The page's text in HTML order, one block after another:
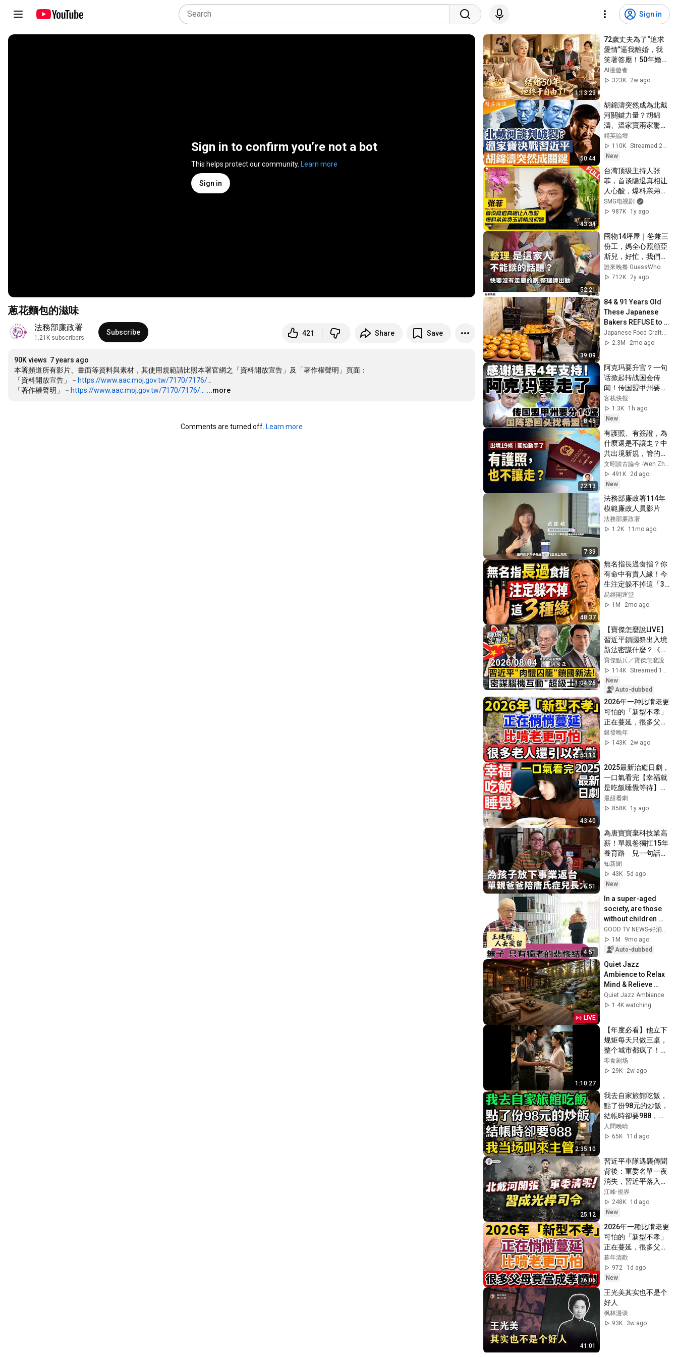
Sign in
Sign in to confirm you’re not a bot
This helps protect our community. Learn more
Sign in
蔥花麵包的滋味
法務部廉政署
1.21K subscribers
Subscribe 421 Share Save
90K views 7 years ago
本署頻道所有影片、畫面等資料與素材，其使用規範請比照本署官網之「資料開放宣告」及「著作權聲明」頁面：
「資料開放宣告」－ https://www.aac.moj.gov.tw/7170/7176/...
「著作權聲明」－ https://www.aac.moj.gov.tw/7170/7176/... ...more
Comments are turned off. Learn more
1:13:29
72歲丈夫為了“追求
愛情”逼我離婚，我
笑著答應！50年婚姻
清算那天，他才知道
失去的是一生的福
AI漫遊者
323K
2w ago
50:44
胡錦濤突然成為北戴
河關鍵力量？胡錦
濤、溫家寶兩家驚悚
傳言接連爆發。鄧樸
方、劉源、胡德平結
成倒習聯盟！軍隊開
始選邊，習近平二十
一大連任出現最大變
數。 |【#精英論壇】
#深度解析 #live
精英論壇
110K
Streamed 2d ago
New
43:34
台湾顶级主持人张
菲，首谈隐退真相让
人心酸，爆料亲弟弟
费玉清情感问题，73
岁的他如今怎样了？
凡倾听 FULL
SMG电视剧
987K
1y ago
52:21
囤物14坪屋｜爸兼三
份工，媽全心照顧亞
斯兒，好忙，我們離
想像的家好遠？【#
誰來晚餐 15-18】
Hello Joy!  (Eng
Sub)
誰來晚餐 GuessWho
712K
2y ago
39:09
84 & 91 Years Old
These Japanese
Bakers REFUSE to
retire! 50Yen Bread!
2.3M
2mo ago
8:45
阿克玛要升官？一句
话掀起转战国会传
闻！传国盟甲州要分
14席，国阵恐回头找
希盟合作
客栈快报
1.3K
1h ago
New
22:13
有護照、有簽證，為
什麼還是不讓走？中
共出境新規，管的遠
不止是人（文昭談古
論今1735期）
491K
2d ago
New
7:39
法務部廉政署114年
模範廉政人員影片
法務部廉政署
1.2K
11mo ago
48:37
無名指長過食指？你
有命中有貴人緣！今
生注定躲不掉這「3
段緣」#人生智慧 #
命理 #哲學 #曾仕強
生智慧 #命理 #哲學
#曾仕強 #易經 #正
能量
易經開運堂
1M
2mo ago
1:04:26
【寶傑怎麼說LIVE】
習近平鎖國祭出入境
新法密謀什麼？《澎
湖海戰》引爆玻璃心
史觀？專訪明居正：
管錢、管科技、管肉
體淪為西朝鮮
20260804 劉寶傑 明
居正
寶傑點兵／寶傑怎麼說
114K
Streamed 1d ago
New
Auto-dubbed
53:10
2026年一种比啃老更
可怕的「新型不孝」
正在蔓延，很多父母
竟把它当成孝顺！
銀發晚年
143K
2w ago
43:40
2025最新治癒日劇，
一口氣看完【幸福就
是吃飯睡覺等待】
1~9全集完整版，電
視劇解說，吃飽睡足
最甜看劇
858K
1y ago
6:51
為唐寶寶棄科技業高
薪！單親爸獨扛15年
養育路　兒一句話讓
他眼眶紅了
知新聞
43K 5d ago
New
4:51
In a super-aged
society, are those
without children
destined for a
tragic end of
solitary old age...
GOOD TV NEWS-好消息國度報導
1M
9mo ago
Auto-dubbed
LIVE
Quiet Jazz
Ambience to Relax
Mind & Relieve
Stress | Cozy
Nature Lounge with
Calm
Quiet Jazz Ambience
1.4K watching
1:10:27
【年度必看】他立下
规矩每天只做三桌，
整个城市都疯了！
《满仓食叙》#必看
#短剧 #影视#LSJC
零食剧场
29K
2w ago
2:35:10
我去自家旅館吃飯，
點了份98元的炒飯，
結帳時卻要988，我
当场叫來主管！#情
感故事 #講故事 #幸
人間晚晴
65K
11d ago
25:12
習近平車隊遇襲傳聞
背後：軍委名單一夜
消失，習近平落入權
力真空？蔡奇北戴河
密商，五中全會接班
人浮現？【江峰視界
20260804第453期】
江峰·視界
248K
1d ago
New
26:06
2026年一種比啃老更
可怕的「新型不孝」
正在蔓延，很多父母
竟把它當成孝順！
【暮年清歡】
暮年清歡
972
1d ago
New
41:01
王光美其实也不是个
好人
枫林漫谈
93K
3w ago